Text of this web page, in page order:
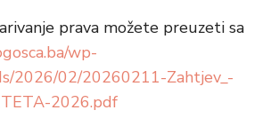
prava možete preuzeti sa
wp-
2026/02/20260211-Zahtjev_-
2026.pdf